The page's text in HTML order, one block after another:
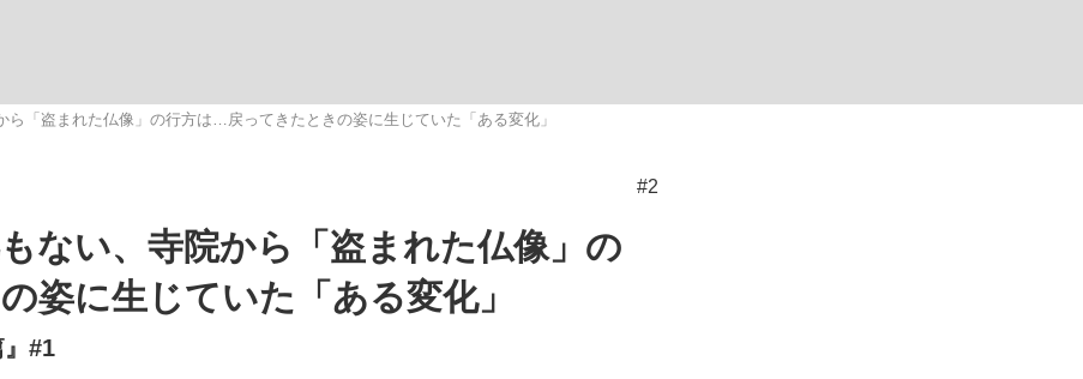
ら「盗まれた仏像」の行方は…戻ってきたときの姿に生じていた「ある変化」
#2
ない、寺院から「盗まれた仏像」の
姿に生じていた「ある変化」
#1